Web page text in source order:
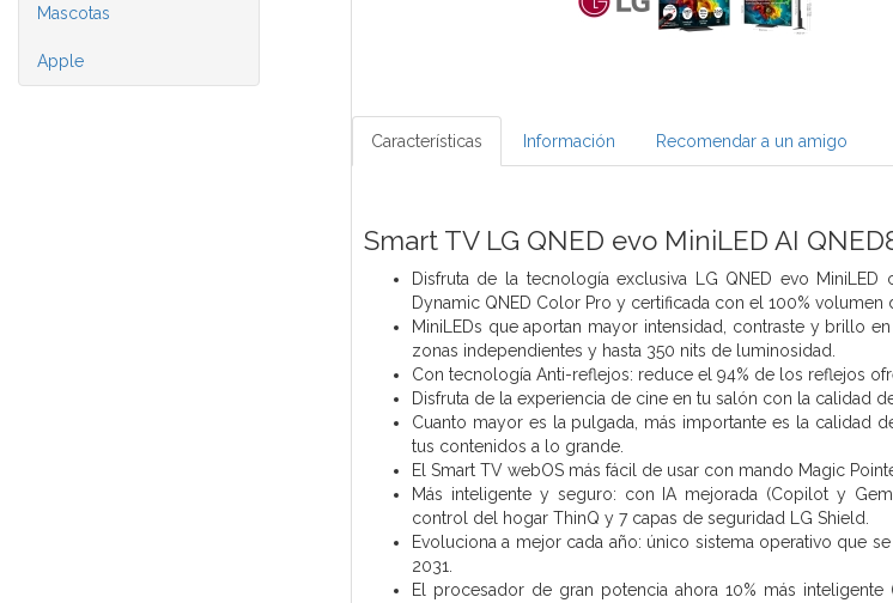
Mascotas
Apple
Características Información Recomendar a un amigo
Smart TV LG QNED evo MiniLED AI
Disfruta de la tecnología exclusiva LG QNED evo
Dynamic QNED Color Pro y certificada con el 100% volumen
MiniLEDs que aportan mayor intensidad, contraste y brillo
zonas independientes y hasta 350 nits de luminosidad.
Con tecnología Anti-reflejos: reduce el 94% de los reflejos
Disfruta de la experiencia de cine en tu salón con la calidad
Cuanto mayor es la pulgada, más importante es la calidad
tus contenidos a lo grande.
El Smart TV webOS más fácil de usar con mando Magic
Más inteligente y seguro: con IA mejorada (Copilot y
control del hogar ThinQ y 7 capas de seguridad LG Shield.
Evoluciona a mejor cada año: único sistema operativo que
2031.
El procesador de gran potencia ahora 10% más